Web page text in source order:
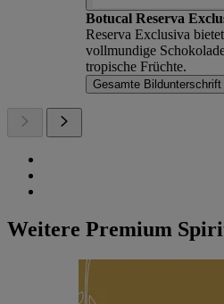
Botucal Reserva
Reserva Exclusiva
vollmundige
tropische Früchte.
Gesamte Bildunterschrift
Weitere Premium